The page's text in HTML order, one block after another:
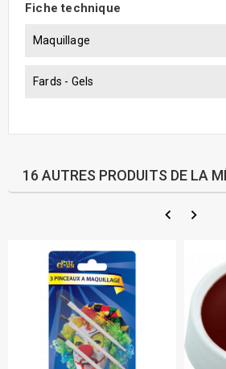
Fiche technique
Maquillage
Fards - Gels
16 AUTRES PRODUITS DE LA